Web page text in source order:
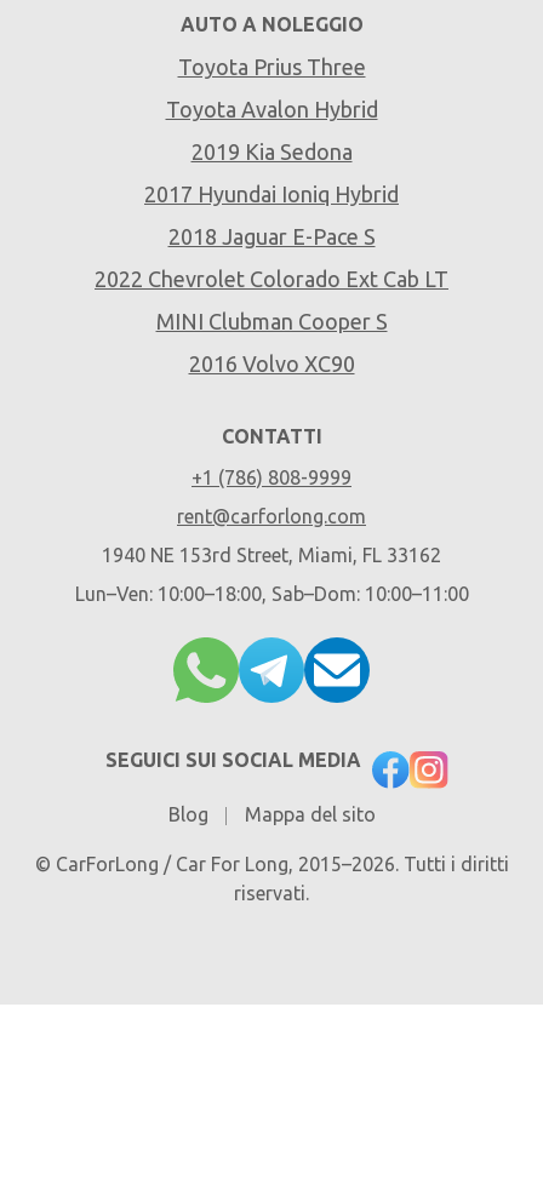
AUTO A NOLEGGIO
Toyota Prius Three
Toyota Avalon Hybrid
2019 Kia Sedona
2017 Hyundai Ioniq Hybrid
2018 Jaguar E-Pace S
2022 Chevrolet Colorado Ext Cab LT
MINI Clubman Cooper S
2016 Volvo XC90
CONTATTI
+1 (786) 808-9999
rent@carforlong.com
1940 NE 153rd Street, Miami, FL 33162
Lun–Ven: 10:00–18:00, Sab–Dom: 10:00–11:00
SEGUICI SUI SOCIAL MEDIA
Blog Mappa del sito
© CarForLong / Car For Long, 2015–2026. Tutti i diritti
riservati.